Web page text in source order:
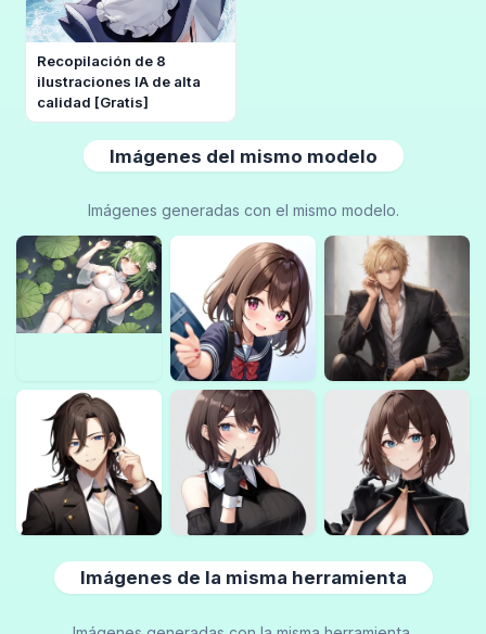
Recopilación de 8
ilustraciones IA de alta
calidad [Gratis]
Imágenes del mismo modelo
Imágenes generadas con el mismo modelo.
Imágenes de la misma herramienta